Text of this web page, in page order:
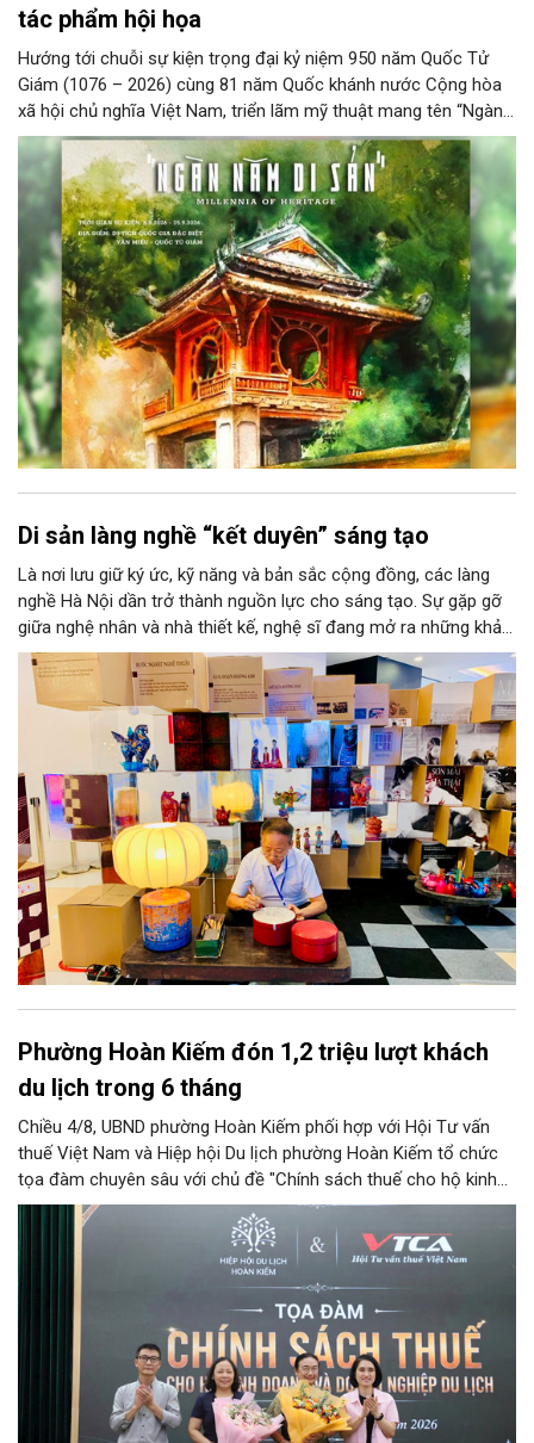
tác phẩm hội họa
Hướng tới chuỗi sự kiện trọng đại kỷ niệm 950 năm Quốc Tử
Giám (1076 – 2026) cùng 81 năm Quốc khánh nước Cộng hòa
xã hội chủ nghĩa Việt Nam, triển lãm mỹ thuật mang tên “Ngàn
năm di sản” sẽ chính thức khai mạc vào ngày 8/8 tại Nhà Thái
Học, Di tích Quốc gia đặc biệt Văn Miếu – Quốc Tử Giám. Sự
kiện kéo dài đến ngày 25/9/2026 hứa hẹn trở thành điểm đến
văn hóa đầy sức hút, góp phần làm phong phú đời sống nghệ
thuật của Thủ đô trong mùa thu này.
Di sản làng nghề “kết duyên” sáng tạo
Là nơi lưu giữ ký ức, kỹ năng và bản sắc cộng đồng, các làng
nghề Hà Nội dần trở thành nguồn lực cho sáng tạo. Sự gặp gỡ
giữa nghệ nhân và nhà thiết kế, nghệ sĩ đang mở ra những khả
năng phát triển mới cho thủ công đương đại trên nền tảng di
sản. Từ những cuộc “kết duyên” đầy cảm hứng ấy, Hà Nội đang
khơi thông mạch ngầm của hệ sinh thái thủ công, biến vốn cổ
thành động lực bền vững cho tương lai.
Phường Hoàn Kiếm đón 1,2 triệu lượt khách
du lịch trong 6 tháng
Chiều 4/8, UBND phường Hoàn Kiếm phối hợp với Hội Tư vấn
thuế Việt Nam và Hiệp hội Du lịch phường Hoàn Kiếm tổ chức
tọa đàm chuyên sâu với chủ đề "Chính sách thuế cho hộ kinh
doanh và doanh nghiệp du lịch".